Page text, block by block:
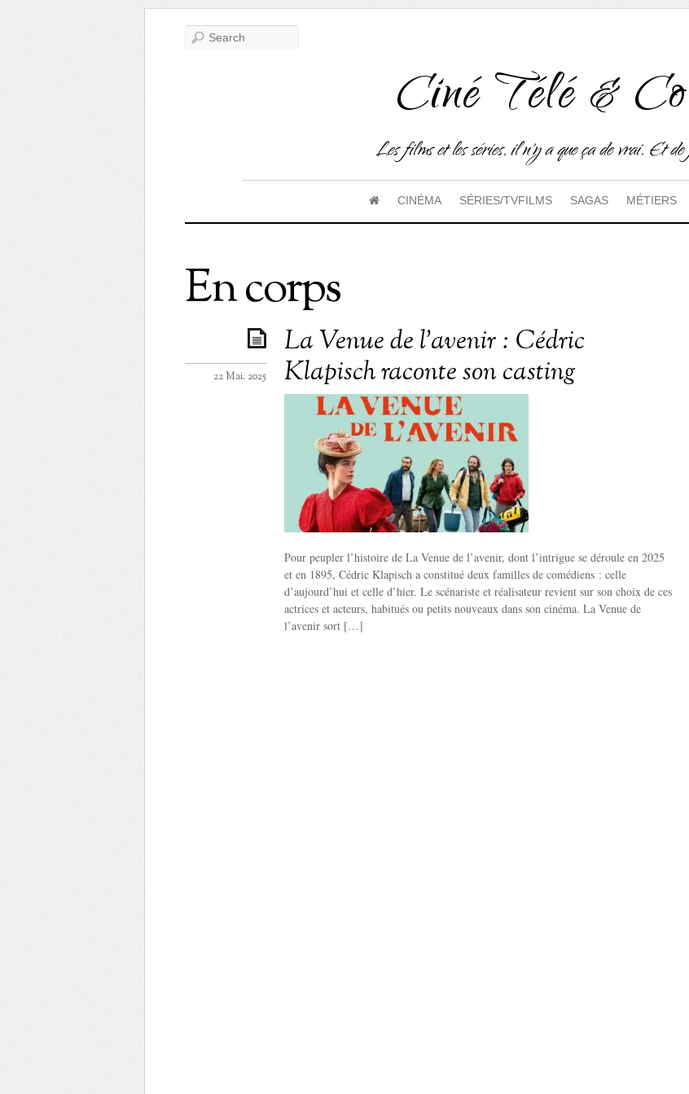
Ciné Télé &
Les films et les séries, il n'y a que ça de vrai. Et
CINÉMA SÉRIES/TVFILMS SAGAS MÉTIERS
En corps
La Venue de l’avenir : Cédric
Klapisch raconte son casting
22 Mai. 2025
Pour peupler l’histoire de La Venue de l’avenir, dont l’intrigue se déroule en 2025
et en 1895, Cédric Klapisch a constitué deux familles de comédiens : celle
d’aujourd’hui et celle d’hier. Le scénariste et réalisateur revient sur son choix de ces
actrices et acteurs, habitués ou petits nouveaux dans son cinéma. La Venue de
l’avenir sort […]